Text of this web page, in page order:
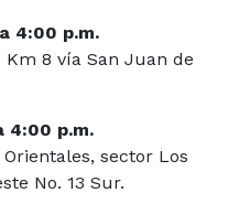
4:00 p.m.
Km 8 vía San Juan de
4:00 p.m.
sector Los
No. 13 Sur.